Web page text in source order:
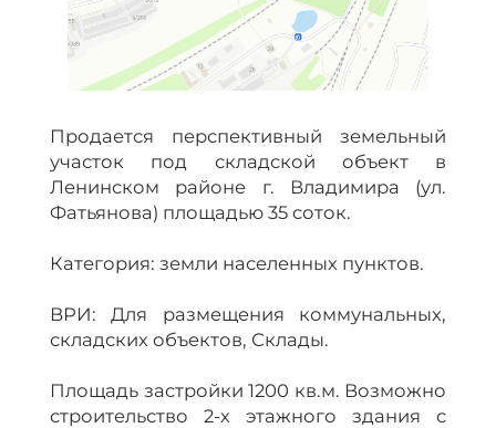
Продается перспективный земельный
участок под складской объект в
Ленинском районе г. Владимира (ул.
Фатьянова) площадью 35 соток.
Категория: земли населенных пунктов.
ВРИ: Для размещения коммунальных,
складских объектов, Склады.
Площадь застройки 1200 кв.м. Возможно
строительство 2-х этажного здания с